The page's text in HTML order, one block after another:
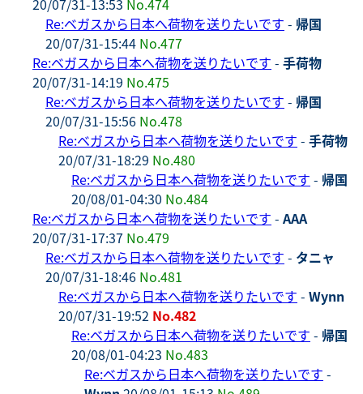
20/07/31-13:53 No.474
Re:ベガスから日本へ荷物を送りたいです - 帰国
20/07/31-15:44 No.477
Re:ベガスから日本へ荷物を送りたいです - 手荷物
20/07/31-14:19 No.475
Re:ベガスから日本へ荷物を送りたいです - 帰国
20/07/31-15:56 No.478
Re:ベガスから日本へ荷物を送りたいです - 手荷物
20/07/31-18:29 No.480
Re:ベガスから日本へ荷物を送りたいです - 帰国
20/08/01-04:30 No.484
Re:ベガスから日本へ荷物を送りたいです - AAA
20/07/31-17:37 No.479
Re:ベガスから日本へ荷物を送りたいです - タニャ
20/07/31-18:46 No.481
Re:ベガスから日本へ荷物を送りたいです - Wynn
20/07/31-19:52 No.482
Re:ベガスから日本へ荷物を送りたいです - 帰国
20/08/01-04:23 No.483
Re:ベガスから日本へ荷物を送りたいです -